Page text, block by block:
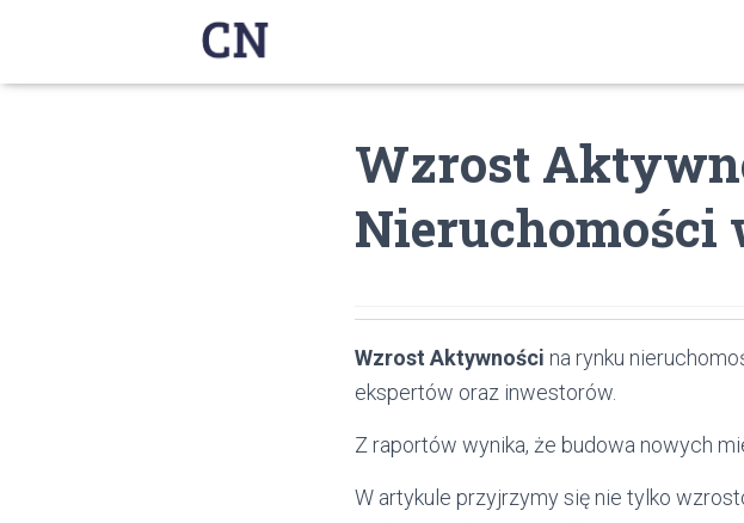
Wzrost
Nieruchomości
Wzrost Aktywności na rynku
ekspertów oraz inwestorów.
Z raportów wynika, że budowa nowych
W artykule przyjrzymy się nie tylko